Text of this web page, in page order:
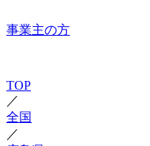
事業主の方
TOP
／
全国
／